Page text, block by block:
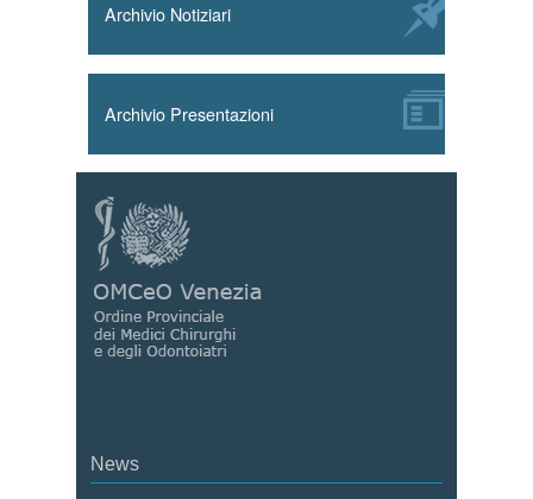
Archivio Notiziari
Archivio Presentazioni
News